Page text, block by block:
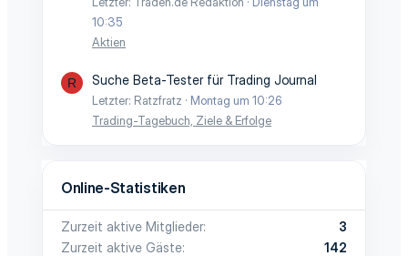
10:35
Aktien
R Suche Beta-Tester für Trading Journal
Letzter: Ratzfratz
Montag um 10:26
Trading-Tagebuch, Ziele & Erfolge
Online-Statistiken
Zurzeit aktive Mitglieder
3
Zurzeit aktive Gäste
142